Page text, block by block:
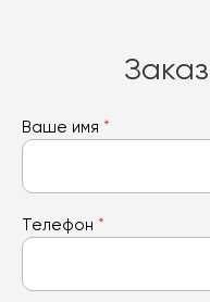
Ваше имя *
Телефон *